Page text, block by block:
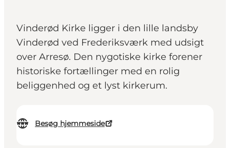
Vinderød Kirke ligger i den lille landsby
Vinderød ved Frederiksværk med udsigt
over Arresø. Den nygotiske kirke forener
historiske fortællinger med en rolig
beliggenhed og et lyst kirkerum.
Besøg hjemmeside